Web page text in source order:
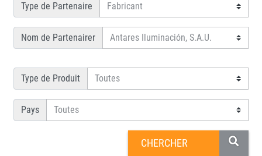
Type de Partenaire
Nom de Partenairer
Type de Produit
Pays